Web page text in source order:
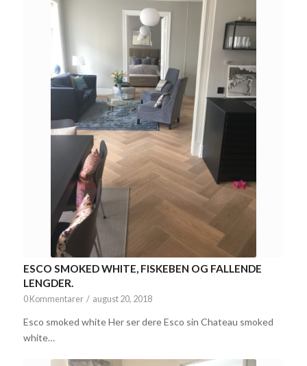
ESCO SMOKED WHITE, FISKEBEN OG FALLENDE
LENGDER.
0 Kommentarer / august 20, 2018
Esco smoked white Her ser dere Esco sin Chateau smoked
white…